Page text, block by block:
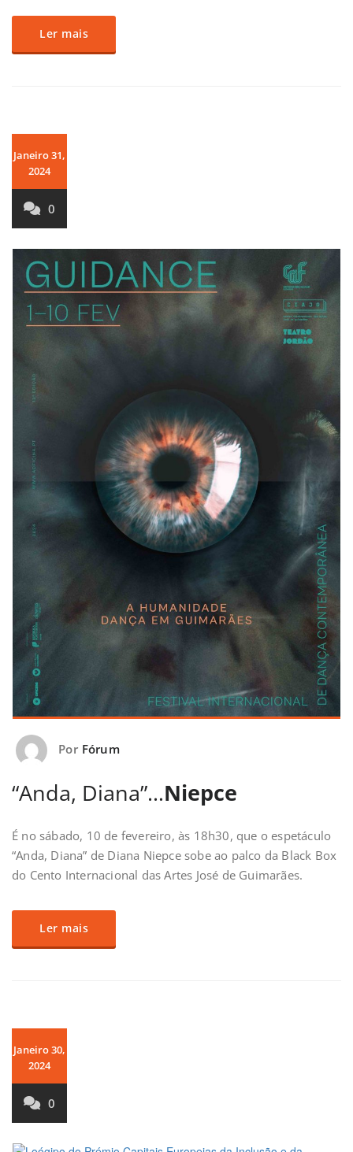
Ler mais
Janeiro 31,
2024
0
Por Fórum
“Anda, Diana”…Niepce
É no sábado, 10 de fevereiro, às 18h30, que o espetáculo
“Anda, Diana” de Diana Niepce sobe ao palco da Black Box
do Cento Internacional das Artes José de Guimarães.
Ler mais
Janeiro 30,
2024
0